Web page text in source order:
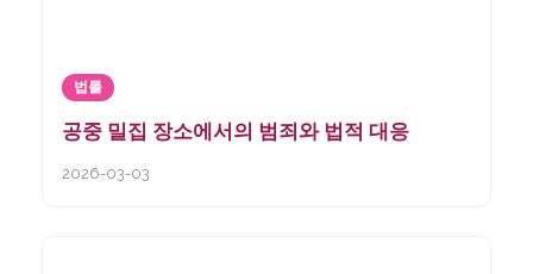
법률
공중 밀집 장소에서의 범죄와 법적 대응
2026-03-03